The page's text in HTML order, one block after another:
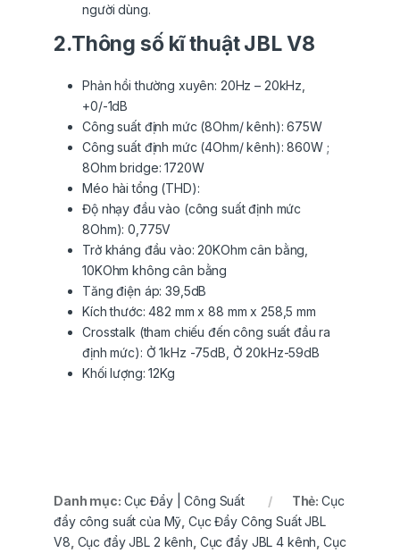
người dùng.
2.Thông số kĩ thuật JBL V8
Phản hồi thường xuyên: 20Hz – 20kHz,
+0/-1dB
Công suất định mức (8Ohm/ kênh): 675W
Công suất định mức (4Ohm/ kênh): 860W ;
8Ohm bridge: 1720W
Méo hài tổng (THD):
Độ nhạy đầu vào (công suất định mức
8Ohm): 0,775V
Trở kháng đầu vào: 20KOhm cân bằng,
10KOhm không cân bằng
Tăng điện áp: 39,5dB
Kích thước: 482 mm x 88 mm x 258,5 mm
Crosstalk (tham chiếu đến công suất đầu ra
định mức): Ở 1kHz -75dB, Ở 20kHz-59dB
Khối lượng: 12Kg
Danh mục: Cục Đẩy | Công Suất Thẻ:Cục
đẩy công suất của Mỹ ,Cục Đẩy Công Suất JBL
V8 Cục đẩy JBL 2 kênh Cục đẩy JBL 4 kênh Cục